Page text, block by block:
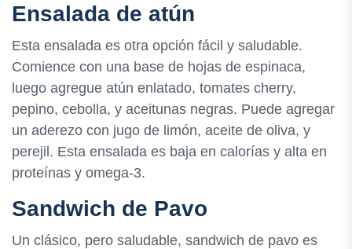
Ensalada de atún
Esta ensalada es otra opción fácil y saludable.
Comience con una base de hojas de espinaca,
luego agregue atún enlatado, tomates cherry,
pepino, cebolla, y aceitunas negras. Puede agregar
un aderezo con jugo de limón, aceite de oliva, y
perejil. Esta ensalada es baja en calorías y alta en
proteínas y omega-3.
Sandwich de Pavo
Un clásico, pero saludable, sandwich de pavo es